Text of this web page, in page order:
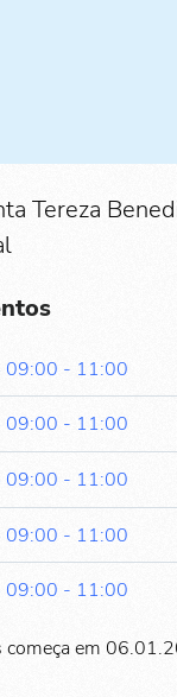
Tereza
09:00 - 11:00
09:00 - 11:00
09:00 - 11:00
09:00 - 11:00
09:00 - 11:00
começa em